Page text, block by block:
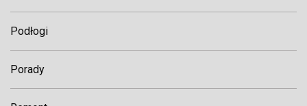
Podłogi
Porady